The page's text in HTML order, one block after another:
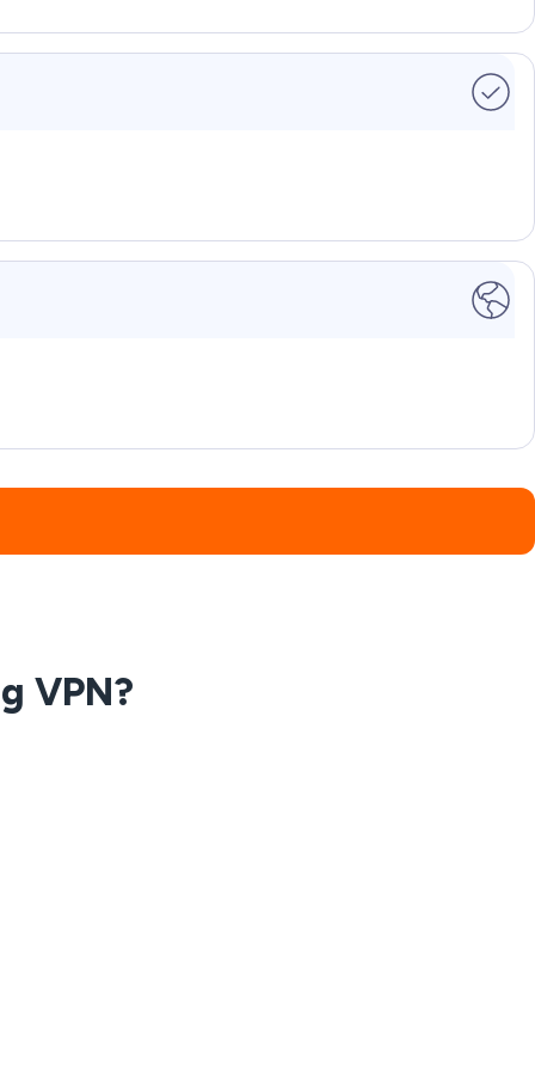
VPN?